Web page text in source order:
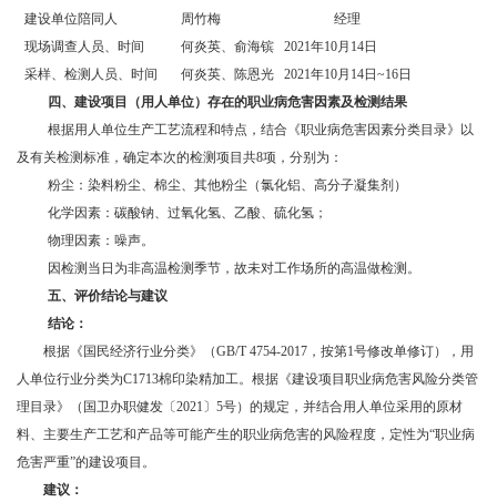
建设单位陪同人
周竹梅
经理
现场调查人员、时间
何炎英、俞海镔 2021年10月14日
采样、检测人员、时间
何炎英、陈恩光 2021年10月14日~16日
四、 建设项目（用人单位）存在的职业病危害因素及检测结果
根据用人单位生产工艺流程和特点，结合《职业病危害因素分类目录》以
及有关检测标准，确定本次的检测项目共8项，分别为：
粉尘：染料粉尘、棉尘、其他粉尘（氯化铝、高分子凝集剂）
化学因素：碳酸钠、过氧化氢、乙酸、硫化氢；
物理因素：噪声。
因检测当日为非高温检测季节，故未对工作场所的高温做检测。
五、 评价结论与建议
结论：
根据《国民经济行业分类》（GB/T 4754-2017，按第1号修改单修订），用
人单位行业分类为C1713棉印染精加工。根据《建设项目职业病危害风险分类管
理目录》（国卫办职健发〔2021〕5号）的规定，并结合用人单位采用的原材
料、主要生产工艺和产品等可能产生的职业病危害的风险程度，定性为“职业病
危害严重”的建设项目。
建议：